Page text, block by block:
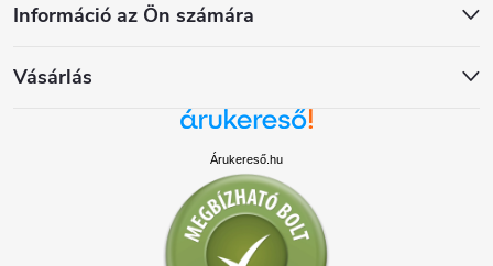
Információ az Ön számára
Vásárlás
Árukereső.hu